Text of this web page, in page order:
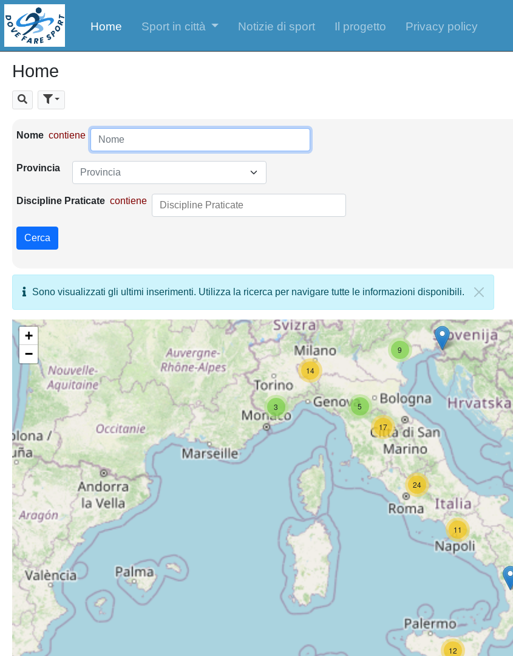
Home Sport in città Notizie di sport Il progetto Privacy policy
Home
CercaParametri di ricerca
Nome contiene
Provincia Provincia
Discipline Praticate contiene
Cerca
Sono visualizzati gli ultimi inserimenti. Utilizza la ricerca per navigare tutte le informazioni disponibili.
11
12
3 5
14
9
24
17
+
−